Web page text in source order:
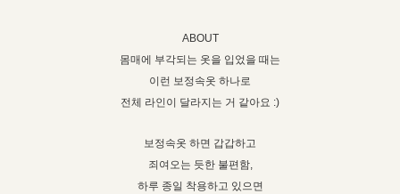
ABOUT
몸매에 부각되는 옷을 입었을 때는
이런 보정속옷 하나로
전체 라인이 달라지는 거 같아요 :)
보정속옷 하면 갑갑하고
죄여오는 듯한 불편함,
하루 종일 착용하고 있으면